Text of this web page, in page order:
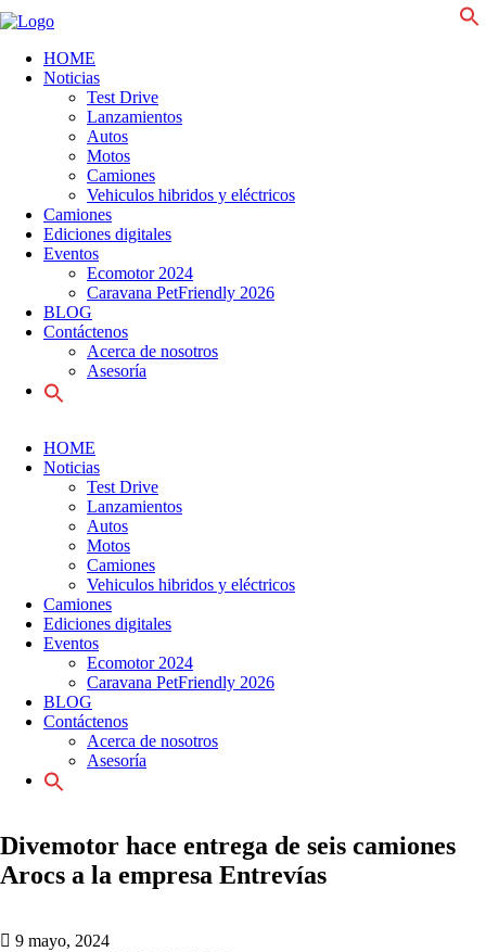
HOME
Noticias
Test Drive
Lanzamientos
Autos
Motos
Camiones
Vehiculos hibridos y eléctricos
Camiones
Ediciones digitales
Eventos
Ecomotor 2024
Caravana PetFriendly 2026
BLOG
Contáctenos
Acerca de nosotros
Asesoría
Search
HOME
Noticias
Test Drive
Lanzamientos
Autos
Motos
Camiones
Vehiculos hibridos y eléctricos
Camiones
Ediciones digitales
Eventos
Ecomotor 2024
Caravana PetFriendly 2026
BLOG
Contáctenos
Acerca de nosotros
Asesoría
Search
Divemotor hace entrega de seis camiones
Arocs a la empresa Entrevías
9 mayo, 2024